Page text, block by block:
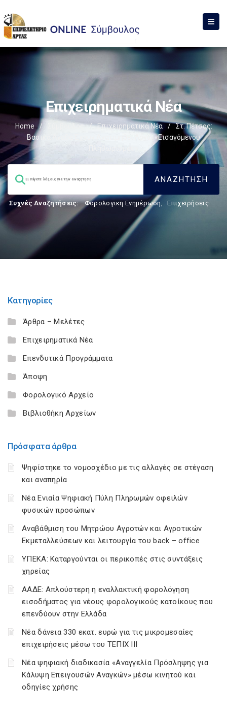
Επιχειρηματικά Νέα
Home / Σύμβουλος / Επιχειρηματικά Νέα /
Στ. Πέτσας:
Βασικά Αγαθά Έχουν Ανατιμηθεί Λόγω «εισαγόμενου
Συχνές Αναζητήσεις: Φορολογικη Ενημέρωση, Επιχειρήσεις
Κατηγορίες
Άρθρα – Μελέτες
Επιχειρηματικά Νέα
Επενδυτικά Προγράμματα
Άποψη
Φορολογικό Αρχείο
Βιβλιοθήκη Αρχείων
Πρόσφατα άρθρα
Ψηφίστηκε το νομοσχέδιο με τις αλλαγές σε στέγαση
και αναπηρία
Νέα Ενιαία Ψηφιακή Πύλη Πληρωμών οφειλών
φυσικών προσώπων
Αναβάθμιση του Μητρώου Αγροτών και Αγροτικών
Εκμεταλλεύσεων και λειτουργία του back – office
ΥΠΕΚΑ: Καταργούνται οι περικοπές στις συντάξεις
χηρείας
ΑΑΔΕ: Απλούστερη η εναλλακτική φορολόγηση
εισοδήματος για νέους φορολογικούς κατοίκους που
επενδύουν στην Ελλάδα
Νέα δάνεια 330 εκατ. ευρώ για τις μικρομεσαίες
επιχειρήσεις μέσω του ΤΕΠΙΧ ΙΙΙ
Νέα ψηφιακή διαδικασία «Αναγγελία Πρόσληψης για
Κάλυψη Επειγουσών Αναγκών» μέσω κινητού και
οδηγίες χρήσης